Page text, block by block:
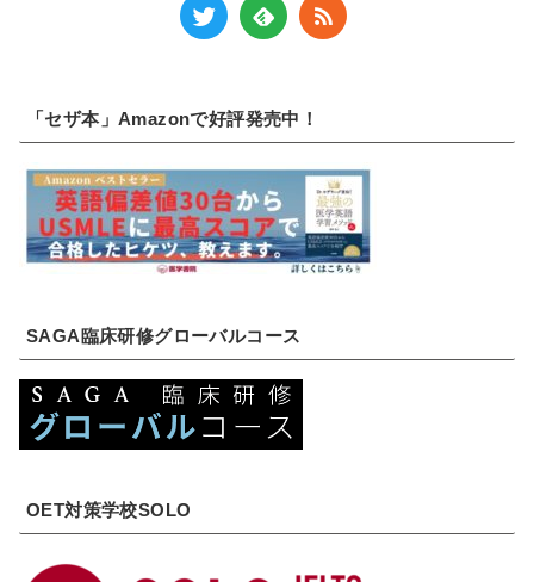
「セザ本」Amazonで好評発売中！
SAGA臨床研修グローバルコース
OET対策学校SOLO